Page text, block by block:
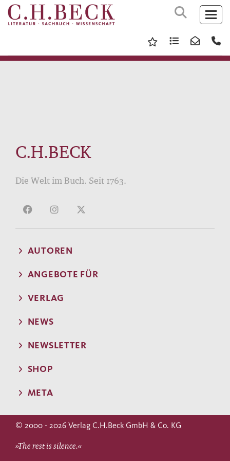
C.H.BECK
Die Welt im Buch. Seit 1763.
AUTOREN
ANGEBOTE FÜR
VERLAG
NEWS
NEWSLETTER
SHOP
META
© 2000 - 2026 Verlag C.H.Beck GmbH & Co. KG
»The rest is silence.«